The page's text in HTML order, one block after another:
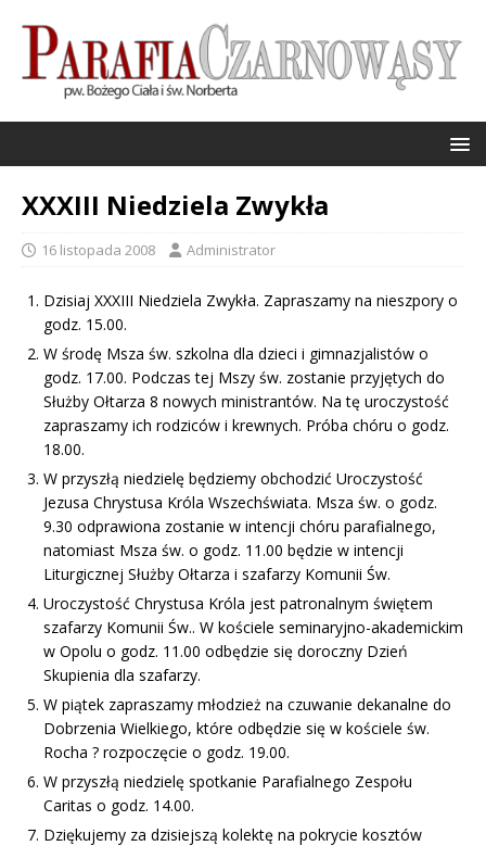
XXXIII Niedziela Zwykła
16 listopada 2008 Administrator
Dzisiaj XXXIII Niedziela Zwykła. Zapraszamy na nieszpory o
godz. 15.00.
W środę Msza św. szkolna dla dzieci i gimnazjalistów o
godz. 17.00. Podczas tej Mszy św. zostanie przyjętych do
Służby Ołtarza 8 nowych ministrantów. Na tę uroczystość
zapraszamy ich rodziców i krewnych. Próba chóru o godz.
18.00.
W przyszłą niedzielę będziemy obchodzić Uroczystość
Jezusa Chrystusa Króla Wszechświata. Msza św. o godz.
9.30 odprawiona zostanie w intencji chóru parafialnego,
natomiast Msza św. o godz. 11.00 będzie w intencji
Liturgicznej Służby Ołtarza i szafarzy Komunii Św.
Uroczystość Chrystusa Króla jest patronalnym świętem
szafarzy Komunii Św.. W kościele seminaryjno-akademickim
w Opolu o godz. 11.00 odbędzie się doroczny Dzień
Skupienia dla szafarzy.
W piątek zapraszamy młodzież na czuwanie dekanalne do
Dobrzenia Wielkiego, które odbędzie się w kościele św.
Rocha ? rozpoczęcie o godz. 19.00.
W przyszłą niedzielę spotkanie Parafialnego Zespołu
Caritas o godz. 14.00.
Dziękujemy za dzisiejszą kolektę na pokrycie kosztów